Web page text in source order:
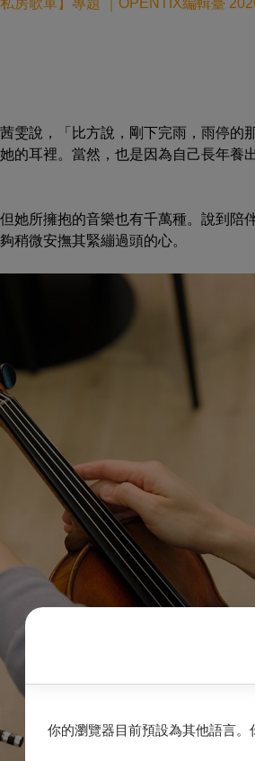
你的瀏覽器目前預設為其他語言
房歌單】專題 ｜OPENTIX編輯臺
雯說，「比方說，剛下完雨，雨停的
的耳裡。當然，也是因為自己長年養
她所擁抱的音樂也有千萬種。說到
稍微安撫其緊繃過頭的心。